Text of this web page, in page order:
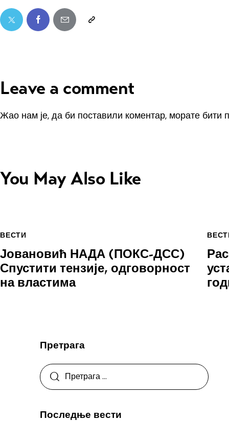
Leave a comment
Жао нам је, да би поставили коментар, морате бити
You May Also Like
ВЕСТИ
Јовановић НАДА (ПОКС-ДСС)
Спустити тензије, одговорност
на властима
Претрага
Последње вести